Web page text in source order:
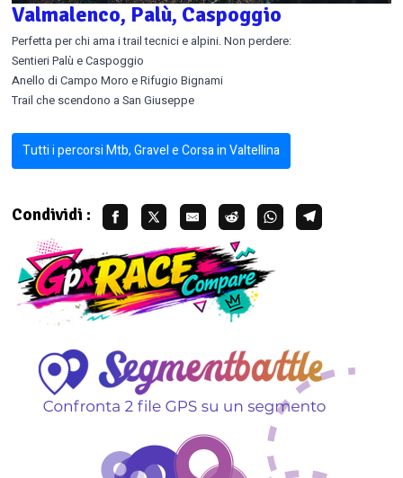
Valmalenco, Palù, Caspoggio
Perfetta per chi ama i trail tecnici e alpini. Non perdere:
Sentieri Palù e Caspoggio
Anello di Campo Moro e Rifugio Bignami
Trail che scendono a San Giuseppe
Tutti i percorsi Mtb, Gravel e Corsa in Valtellina
Condividi :